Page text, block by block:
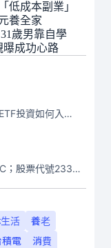
低成本副業」
養全家
歲男靠自學
曝成功心路
ETF是什麼？ETF投資如何入門？本系列專題文章將會告訴你新手必須知道的ETF基礎知識。
台積電（tSMC；股票代號2330）是全球領先的半導體代工公司，成立於1987年，總部位於台灣新竹。且已於美國、日本、德國及中國設廠，台積電是全球首家專業積體電路製造服務公司，也是全球最先進和最大規模的半導體代工廠。
活
養老
積電
消費